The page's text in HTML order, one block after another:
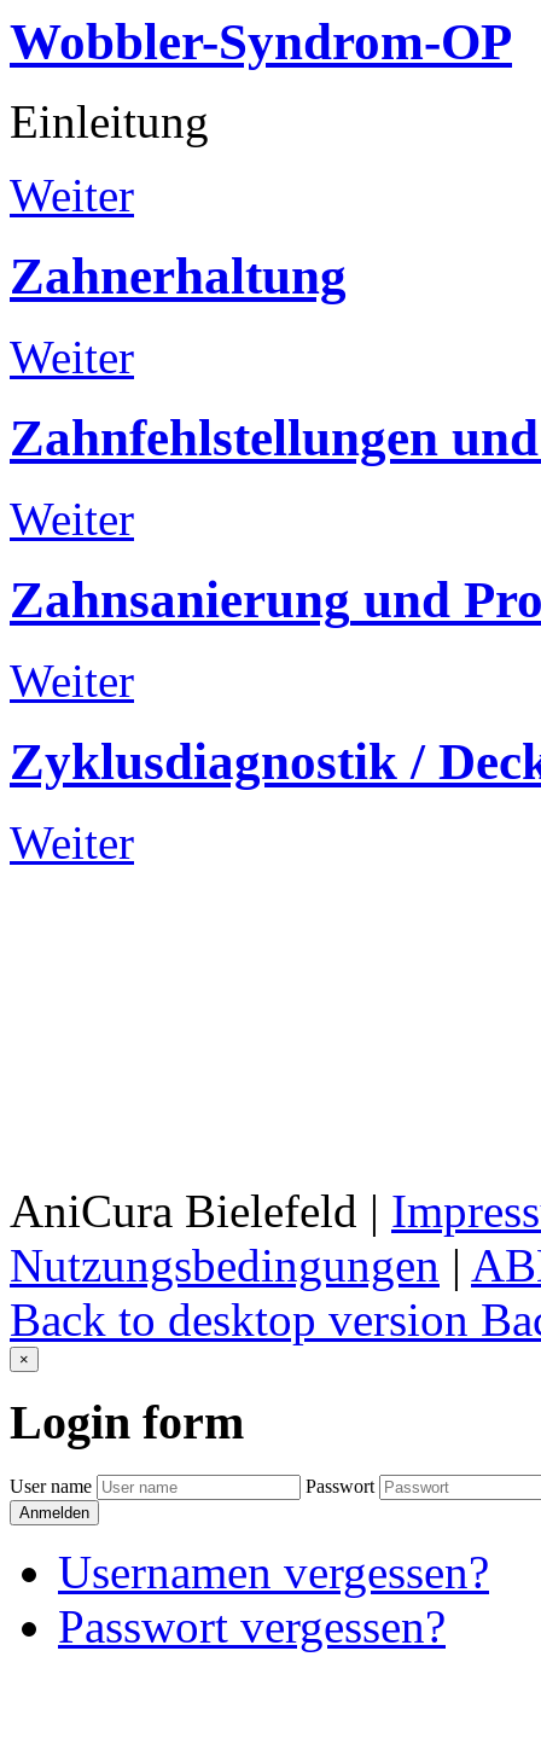
Wobbler-Syndrom-OP
Einleitung
Weiter
Zahnerhaltung
Weiter
Zahnfehlstellungen und
Weiter
Zahnsanierung und
Weiter
Zyklusdiagnostik /
Weiter
AniCura Bielefeld |
Nutzungsbedingungen |
Back to desktop version
×
Login form
User name Passwort
Anmelden
Usernamen vergessen?
Passwort vergessen?